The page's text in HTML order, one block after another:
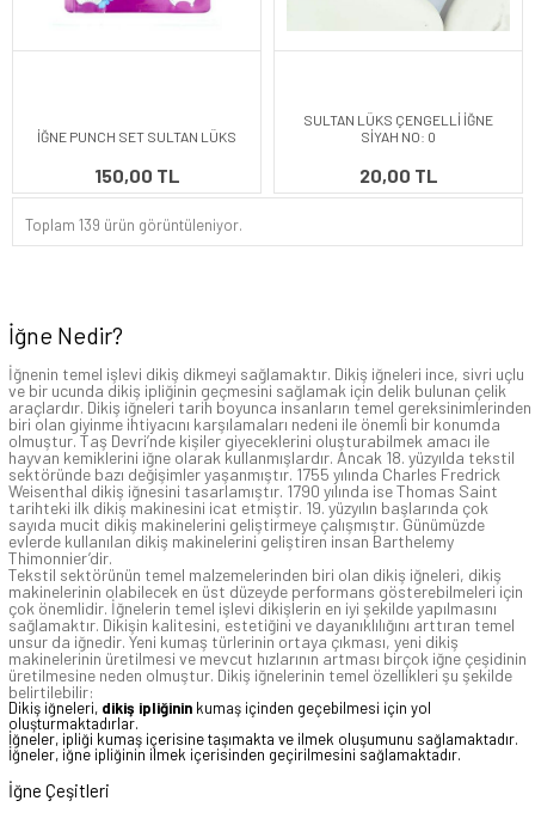
İĞNE PUNCH SET SULTAN LÜKS
150,00 TL
SULTAN LÜKS ÇENGELLİ İĞNE
SİYAH NO: 0
20,00 TL
Toplam 139 ürün görüntüleniyor.
İğne Nedir?
İğnenin temel işlevi dikiş dikmeyi sağlamaktır. Dikiş iğneleri ince, sivri uçlu
ve bir ucunda dikiş ipliğinin geçmesini sağlamak için delik bulunan çelik
araçlardır. Dikiş iğneleri tarih boyunca insanların temel gereksinimlerinden
biri olan giyinme ihtiyacını karşılamaları nedeni ile önemli bir konumda
olmuştur. Taş Devri’nde kişiler giyeceklerini oluşturabilmek amacı ile
hayvan kemiklerini iğne olarak kullanmışlardır. Ancak 18. yüzyılda tekstil
sektöründe bazı değişimler yaşanmıştır. 1755 yılında Charles Fredrick
Weisenthal dikiş iğnesini tasarlamıştır. 1790 yılında ise Thomas Saint
tarihteki ilk dikiş makinesini icat etmiştir. 19. yüzyılın başlarında çok
sayıda mucit dikiş makinelerini geliştirmeye çalışmıştır. Günümüzde
evlerde kullanılan dikiş makinelerini geliştiren insan Barthelemy
Thimonnier’dir.
Tekstil sektörünün temel malzemelerinden biri olan dikiş iğneleri, dikiş
makinelerinin olabilecek en üst düzeyde performans gösterebilmeleri için
çok önemlidir. İğnelerin temel işlevi dikişlerin en iyi şekilde yapılmasını
sağlamaktır. Dikişin kalitesini, estetiğini ve dayanıklılığını arttıran temel
unsur da iğnedir. Yeni kumaş türlerinin ortaya çıkması, yeni dikiş
makinelerinin üretilmesi ve mevcut hızlarının artması birçok iğne çeşidinin
üretilmesine neden olmuştur. Dikiş iğnelerinin temel özellikleri şu şekilde
belirtilebilir:
Dikiş iğneleri, dikiş ipliğinin kumaş içinden geçebilmesi için yol
oluşturmaktadırlar.
İğneler, ipliği kumaş içerisine taşımakta ve ilmek oluşumunu sağlamaktadır.
İğneler, iğne ipliğinin ilmek içerisinden geçirilmesini sağlamaktadır.
İğne Çeşitleri